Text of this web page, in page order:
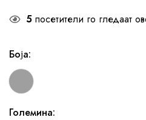
5 посетители го гледаат
Боја:
Големина: